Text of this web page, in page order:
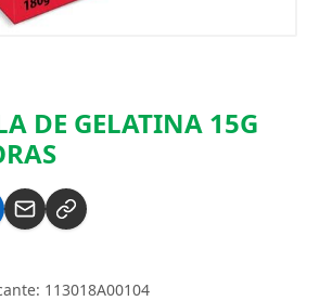
DE GELATINA 15G
113018A00104